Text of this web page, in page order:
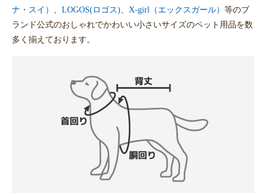
ナ・スイ）
LOGOS(ロゴス) X-girl（エックスガール） 等のブ
ランド公式のおしゃれでかわいい小さいサイズのペット用品を数
多く揃えております。